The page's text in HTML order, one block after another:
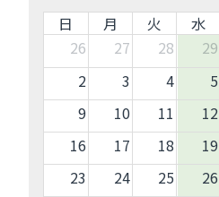
日 月 火 水
26
27 28 29
2
3 4 5
9
10 11 12
16
17 18 19
23
24 25 26